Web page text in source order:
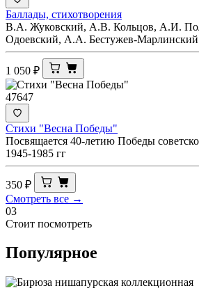
Баллады, стихотворения
В.А. Жуковский, А.В. Кольцов, А.И.
Одоевский, А.А. Бестужев-Марлинский
1 050 ₽
47647
Стихи "Весна Победы"
Посвящается 40-летию Победы
1945-1985 гг
350 ₽
Смотреть все →
03
Стоит посмотреть
Популярное